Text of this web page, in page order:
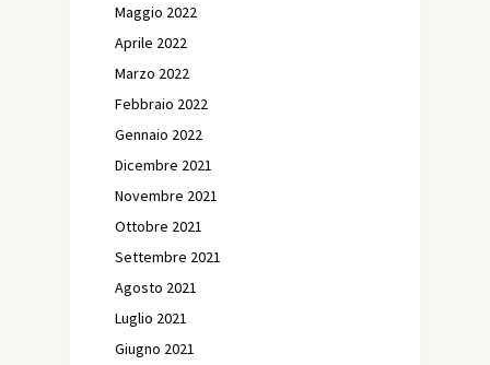
Maggio 2022
Aprile 2022
Marzo 2022
Febbraio 2022
Gennaio 2022
Dicembre 2021
Novembre 2021
Ottobre 2021
Settembre 2021
Agosto 2021
Luglio 2021
Giugno 2021